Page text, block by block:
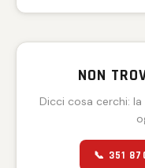
NON
Dicci cosa cerchi:
📞 351